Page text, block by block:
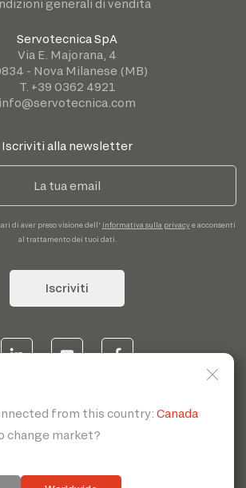
generali di vendita
Servotecnica SpA
Via E. Majorana, 4
- Nova Milanese (MB)
T. +39 0362 4921
info@servotecnica.com
Iscriviti alla newsletter
di aver preso visione dell' informativa sulla privacye acconsenti
al trattamento dei tuoi dati.
Iscriviti
C.S 468.000,00€